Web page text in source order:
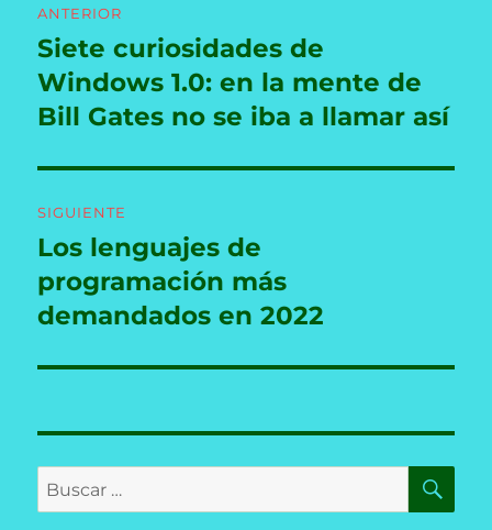
de
entradas
ANTERIOR
Entrada
anterior:
Siete curiosidades de
Windows 1.0: en la mente de
Bill Gates no se iba a llamar así
SIGUIENTE
Entrada
siguiente:
Los lenguajes de
programación más
demandados en 2022
Buscar
por: